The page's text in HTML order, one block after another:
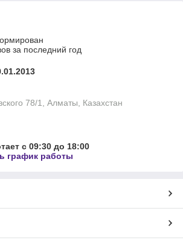
за последний год
78/1, Алматы, Казахстан
с 09:30 до 18:00
график работы